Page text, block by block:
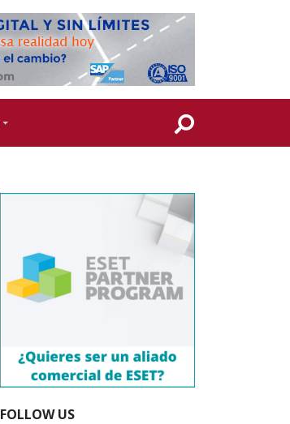
FOLLOW US